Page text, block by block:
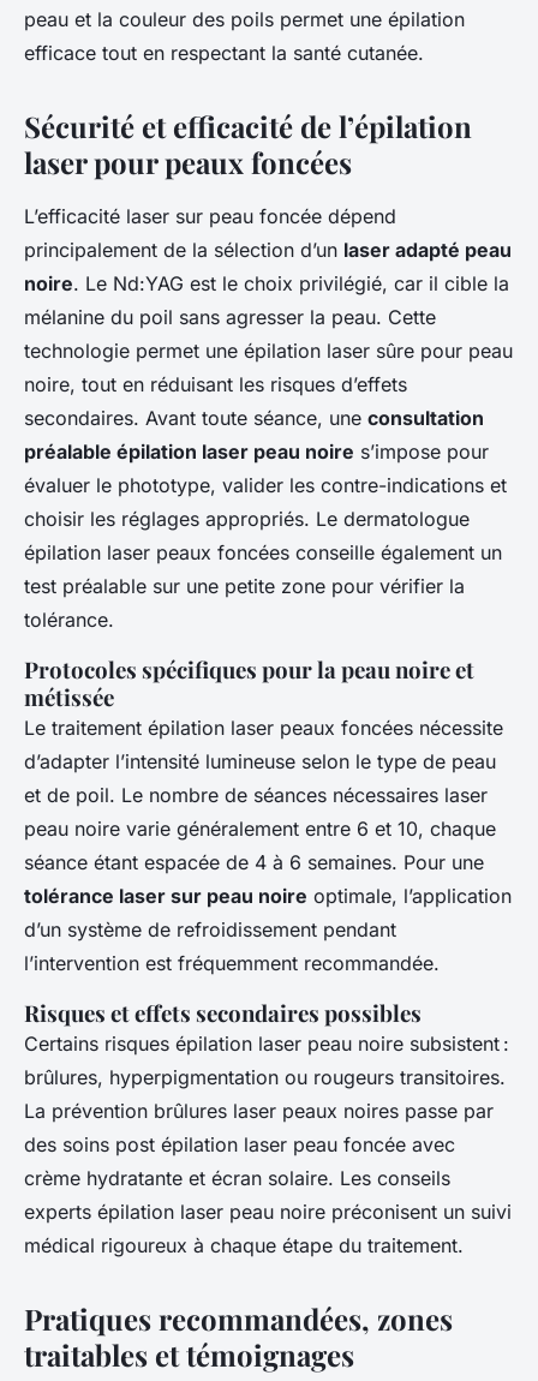
peau et la couleur des poils permet une épilation
efficace tout en respectant la santé cutanée.
Sécurité et efficacité de l’épilation
laser pour peaux foncées
L’efficacité laser sur peau foncée dépend
principalement de la sélection d’un laser adapté peau
noire. Le Nd:YAG est le choix privilégié, car il cible la
mélanine du poil sans agresser la peau. Cette
technologie permet une épilation laser sûre pour peau
noire, tout en réduisant les risques d’effets
secondaires. Avant toute séance, une consultation
préalable épilation laser peau noire s’impose pour
évaluer le phototype, valider les contre-indications et
choisir les réglages appropriés. Le dermatologue
épilation laser peaux foncées conseille également un
test préalable sur une petite zone pour vérifier la
tolérance.
Protocoles spécifiques pour la peau noire et
métissée
Le traitement épilation laser peaux foncées nécessite
d’adapter l’intensité lumineuse selon le type de peau
et de poil. Le nombre de séances nécessaires laser
peau noire varie généralement entre 6 et 10, chaque
séance étant espacée de 4 à 6 semaines. Pour une
tolérance laser sur peau noire optimale, l’application
d’un système de refroidissement pendant
l’intervention est fréquemment recommandée.
Risques et effets secondaires possibles
Certains risques épilation laser peau noire subsistent :
brûlures, hyperpigmentation ou rougeurs transitoires.
La prévention brûlures laser peaux noires passe par
des soins post épilation laser peau foncée avec
crème hydratante et écran solaire. Les conseils
experts épilation laser peau noire préconisent un suivi
médical rigoureux à chaque étape du traitement.
Pratiques recommandées, zones
traitables et témoignages